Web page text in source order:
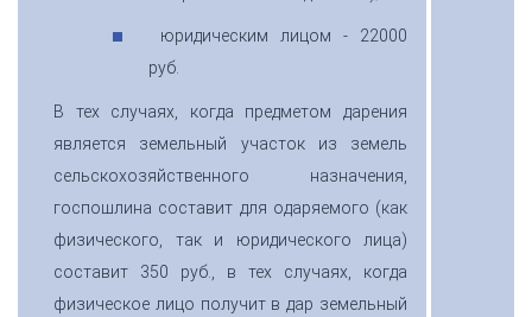
юридическим лицом - 22000
руб.
В тех случаях, когда предметом дарения
является земельный участок из земель
сельскохозяйственного назначения,
госпошлина составит для одаряемого (как
физического, так и юридического лица)
составит 350 руб., в тех случаях, когда
физическое лицо получит в дар земельный